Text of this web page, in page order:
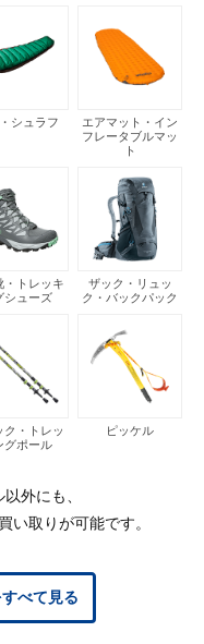
シュラフ
エアマット・イン
フレータブルマッ
ト
・トレッキ
シューズ
ザック・リュッ
ク・バックパック
ク・トレッ
グポール
ピッケル
外にも、
い取りが可能です。
べて見る